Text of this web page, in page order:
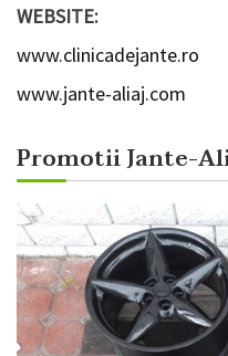
WEBSITE:
www.clinicadejante.ro
www.jante-aliaj.com
Promotii Jante-